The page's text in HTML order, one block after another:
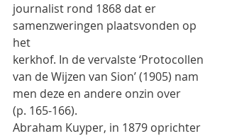
journalist rond 1868 dat er
samenzweringen plaatsvonden op
het
kerkhof. In de vervalste ‘Protocollen
van de Wijzen van Sion’ (1905) nam
men deze en andere onzin over
(p. 165-166).
Abraham Kuyper, in 1879 oprichter